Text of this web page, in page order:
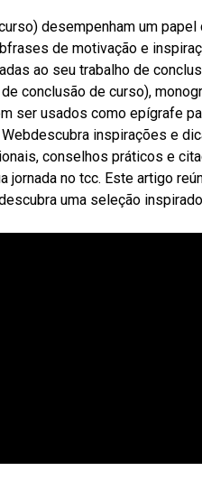
desempenham um papel
de motivação e
ao seu trabalho de
conclusão de curso),
ser usados como epígrafe
inspirações e
conselhos práticos e
no tcc. Este artigo
uma seleção